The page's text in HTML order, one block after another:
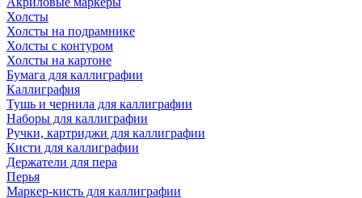
Холсты
Холсты на подрамнике
Холсты с контуром
Холсты на картоне
Бумага для каллиграфии
Каллиграфия
Тушь и чернила для каллиграфии
Наборы для каллиграфии
Ручки, картриджи для каллиграфии
Кисти для каллиграфии
Держатели для пера
Перья
Маркер-кисть для каллиграфии